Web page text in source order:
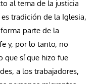
al tema de la justicia
tradición de la Iglesia,
parte de la
y, por lo tanto, no
que sí que hizo fue
a los trabajadores,